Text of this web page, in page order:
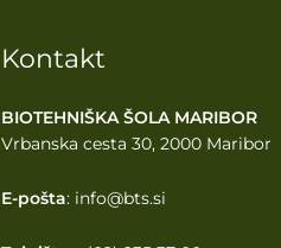
Kontakt
BIOTEHNIŠKA ŠOLA MARIBOR
Vrbanska cesta 30, 2000 Maribor
E-pošta: info@bts.si